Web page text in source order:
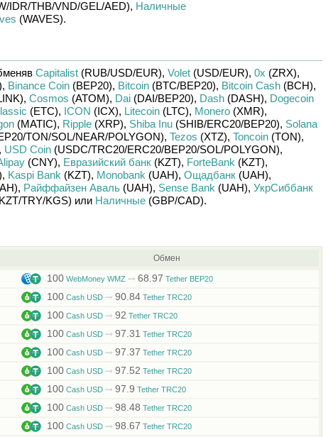
IDR/THB/VND/GEL/AED), Наличные
(WAVES).
Capitalist(RUB/USD/EUR), Volet(USD/EUR), 0x (ZRX),
, Binance Coin(BEP20), Bitcoin(BTC/BEP20), Bitcoin Cash(BCH),
, Cosmos (ATOM), Dai(DAI/BEP20), Dash(DASH), Dogecoin
(ETC), ICON (ICX), Litecoin(LTC), Monero(XMR),
(MATIC), Ripple(XRP), Shiba Inu(SHIB/ERC20/BEP20), Solana
TON/SOL/NEAR/POLYGON), Tezos (XTZ), Toncoin(TON),
, USD Coin(USDC/TRC20/ERC20/BEP20/SOL/POLYGON),
(CNY), Евразийский банк(KZT), ForteBank (KZT),
, Kaspi Bank (KZT), Monobank (UAH), Ощадбанк(UAH),
, Райффайзен Аваль(UAH), Sense Bank (UAH), УкрСиббанк
TRY/KGS) или Наличные(GBP/CAD).
Обмен
100WebMoney WMZ 68.97 Tether BEP20
100Cash USD 90.84Tether TRC20
100Cash USD 92 Tether TRC20
100Cash USD 97.31 Tether TRC20
100Cash USD 97.37 Tether TRC20
100Cash USD 97.52 Tether TRC20
100Cash USD 97.9 Tether TRC20
100Cash USD 98.48 Tether TRC20
100Cash USD 98.67 Tether TRC20